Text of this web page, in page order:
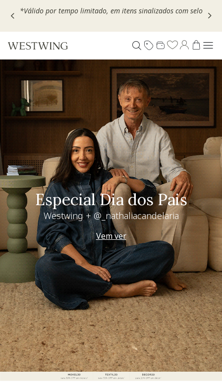
Escolha seu VOUCHER e ganhe até 30% OFF*: useMOVEL30,
Living desejo
+30% OFF extra
Use seu voucher